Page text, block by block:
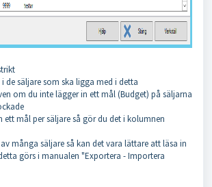
de säljare som ska ligga med i detta
om du inte lägger in ett mål (Budget) på säljarna
ett mål per säljare så gör du det i kolumnen
många säljare så kan det vara lättare att läsa in
görs i manualen "Exportera - Importera